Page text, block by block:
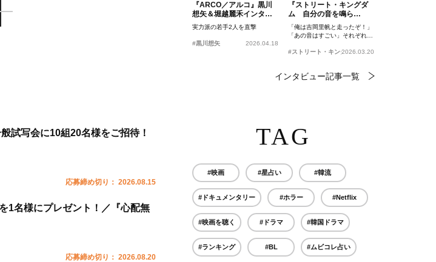
試写会に10組20名様をご招待！
応募締め切り： 2026.08.15
1名様にプレゼント！／『心配無
応募締め切り： 2026.08.20
『ARCO／アルコ』黒川
想矢＆堀越麗禾インタビ
ュー
実力派の若手2人を直撃
#黒川想矢 2026.04.18
『ストリート・キングダ
ム 自分の音を鳴ら
せ。』峯田和伸、若葉竜
也、吉岡里帆インタビュ
ー
「俺は吉岡里帆と走ったぞ！」
「あの音はすごい」それぞれの
#ストリート・キングダム 自分の音を鳴らせ。
2026.03.20
インタビュー記事一覧
TAG
#映画 #星占い #韓流
#ドキュメンタリー #ホラー #Netflix
#映画を聴く #ドラマ #韓国ドラマ
#ランキング #BL #ムビコレ占い